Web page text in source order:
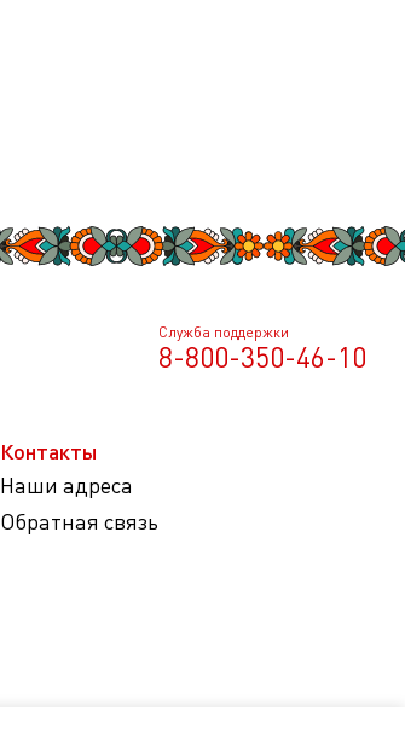
Служба поддержки
8-800-350-46-10
Контакты
Наши адреса
Обратная связь